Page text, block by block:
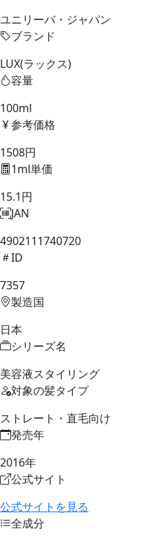
ユニリーバ・ジャパン
ブランド
LUX(ラックス)
容量
100ml
参考価格
1508円
1ml単価
15.1円
JAN
4902111740720
ID
7357
製造国
日本
シリーズ名
美容液スタイリング
対象の髪タイプ
ストレート・直毛向け
発売年
2016年
公式サイト
公式サイトを見る
全成分